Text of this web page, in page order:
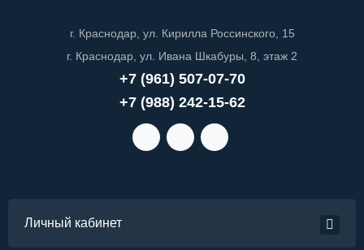
г. Краснодар, ул. Кирилла Россинского, 15
г. Краснодар, ул. Ивана Шкабуры, 8, этаж 2
+7 (961) 507-07-70
+7 (988) 242-15-62
Личный кабинет